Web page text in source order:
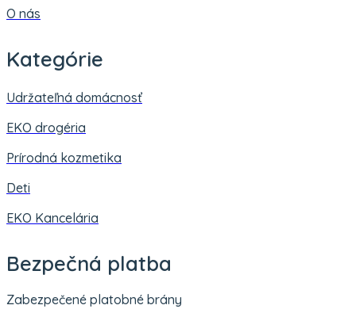
O nás
Kategórie
Udržateľná domácnosť
EKO drogéria
Prírodná kozmetika
Deti
EKO Kancelária
Bezpečná platba
Zabezpečené platobné brány